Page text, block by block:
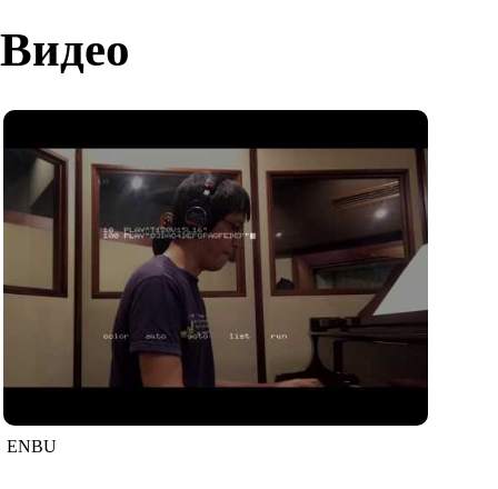
Видео
ENBU